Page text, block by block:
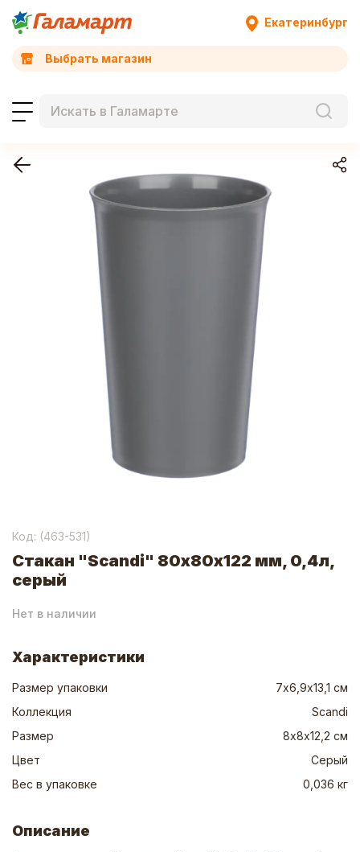
Екатеринбург
Выбрать магазин
Код: (463-531)
Стакан "Scandi" 80х80х122 мм, 0,4л,
серый
Нет в наличии
Характеристики
Размер упаковки
7х6,9х13,1 см
Коллекция
Scandi
Размер
8х8х12,2 см
Цвет
Серый
Вес в упаковке
0,036 кг
Описание